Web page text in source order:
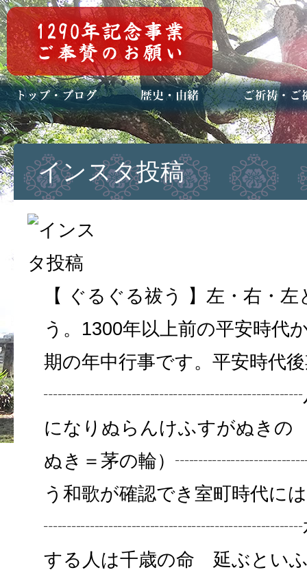
トップページ
ブログ(日々八百万)
お知らせ一覧 歴史・ご祭神
年中行事
メディア掲載 ご祈祷・ご祈
安産祈願
初宮参り
七五三詣
長寿のお祝い
神前結婚式
厄祓い・方位
車のお祓い
地鎮祭
神葬祭（神式
インスタ投稿
【 ぐるぐる祓う 】左・右・
う。1300年以上前の平安時代
期の年中行事です。平安時代
┈┈┈┈┈┈┈┈┈┈┈┈┈┈八
になりぬらんけふすがぬき
ぬき＝茅の輪）
う和歌が確認でき室町時代に
┈┈┈┈┈┈┈┈┈┈┈┈┈┈水
する人は千歳の命 延ぶとい